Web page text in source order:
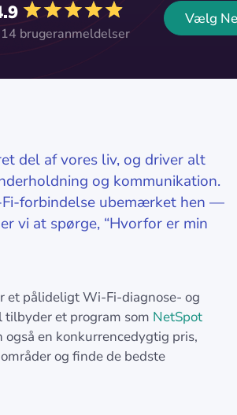
brugeranmeldelser
Vælg
del af vores liv, og driver alt
og kommunikation.
forbindelse ubemærket hen —
vi at spørge, “Hvorfor er min
et pålideligt Wi-Fi-diagnose- og
tilbyder et program som NetSpot
en konkurrencedygtig pris,
og finde de bedste